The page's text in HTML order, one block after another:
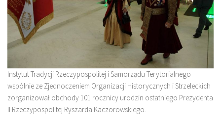
Instytut Tradycji Rzeczypospolitej i Samorządu Terytorialnego
wspólnie ze Zjednoczeniem Organizacji Historycznych i Strzeleckich
zorganizował obchody 101 rocznicy urodzin ostatniego Prezydenta
II Rzeczypospolitej Ryszarda Kaczorowskiego.